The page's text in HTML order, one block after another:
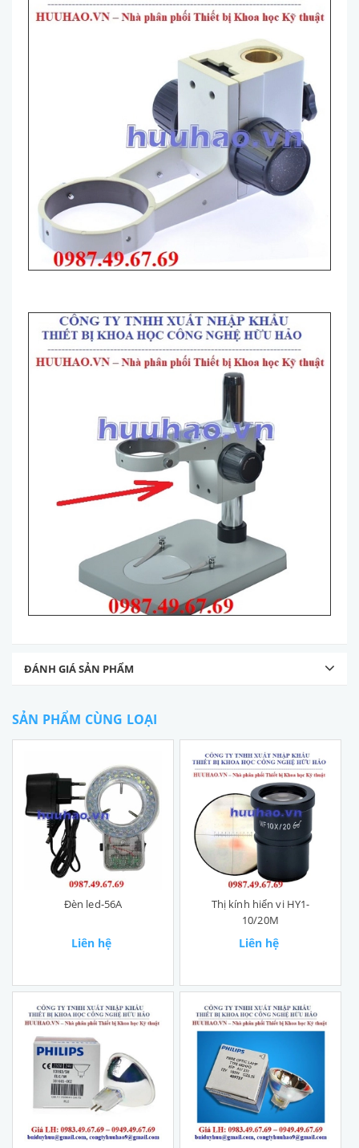
ĐÁNH GIÁ SẢN PHẨM
SẢN PHẨM CÙNG LOẠI
Đèn led-56A
Liên hệ
Thị kính hiển vi HY1-
10/20M
Liên hệ